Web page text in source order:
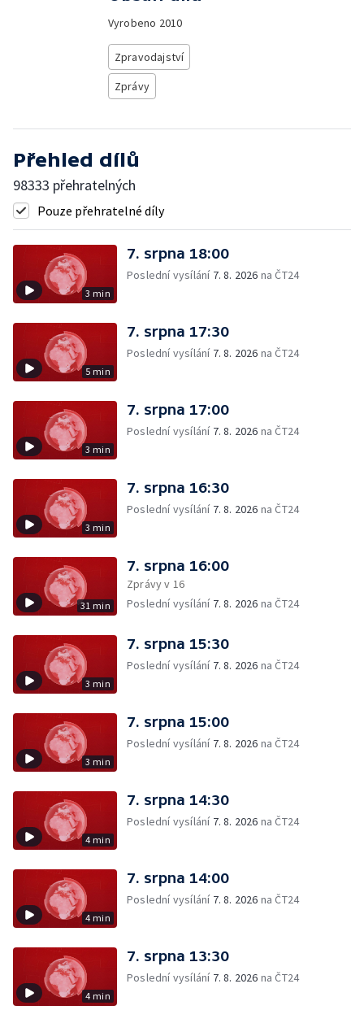
Vyrobeno 2010
Zpravodajství
Zprávy
Přehled dílů
98333 přehratelných
Pouze přehratelné díly
3 min
7. srpna 18:00
Poslední vysílání 7. 8. 2026 na ČT24
5 min
7. srpna 17:30
Poslední vysílání 7. 8. 2026 na ČT24
3 min
7. srpna 17:00
Poslední vysílání 7. 8. 2026 na ČT24
3 min
7. srpna 16:30
Poslední vysílání 7. 8. 2026 na ČT24
31 min
7. srpna 16:00
Zprávy v 16
Poslední vysílání 7. 8. 2026 na ČT24
3 min
7. srpna 15:30
Poslední vysílání 7. 8. 2026 na ČT24
3 min
7. srpna 15:00
Poslední vysílání 7. 8. 2026 na ČT24
4 min
7. srpna 14:30
Poslední vysílání 7. 8. 2026 na ČT24
4 min
7. srpna 14:00
Poslední vysílání 7. 8. 2026 na ČT24
4 min
7. srpna 13:30
Poslední vysílání 7. 8. 2026 na ČT24